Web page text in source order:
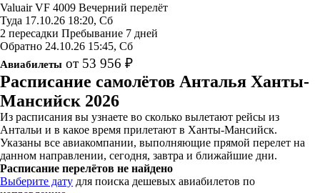
ValuairVF 4009 Вечерний перелёт
Туда 17.10.26 18:20, Сб
2 пересадки Пребывание 7 дней
Обратно 24.10.26 15:45, Сб
Авиабилеты от 53 956 ₽
Расписание самолётов Анталья Ханты-
Мансийск 2026
Из расписания вы узнаете во сколько вылетают рейсы из
Антальи и в какое время прилетают в Ханты-Мансийск.
Указаны все авиакомпании, выполняющие прямой перелет на
данном направлении, сегодня, завтра и ближайшие дни.
Расписание перелётов не найдено
Выберите дату для поиска дешевых авиабилетов по